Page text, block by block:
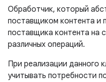
Обработчик, который
поставщиком контента и
поставщика контента на
различных операций.
При реализации данного
учитывать потребности